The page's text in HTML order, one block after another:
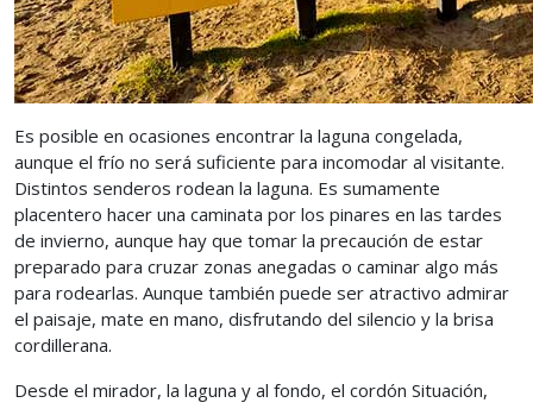
Es posible en ocasiones encontrar la laguna congelada,
aunque el frío no será suficiente para incomodar al visitante.
Distintos senderos rodean la laguna. Es sumamente
placentero hacer una caminata por los pinares en las tardes
de invierno, aunque hay que tomar la precaución de estar
preparado para cruzar zonas anegadas o caminar algo más
para rodearlas. Aunque también puede ser atractivo admirar
el paisaje, mate en mano, disfrutando del silencio y la brisa
cordillerana.
Desde el mirador, la laguna y al fondo, el cordón Situación,